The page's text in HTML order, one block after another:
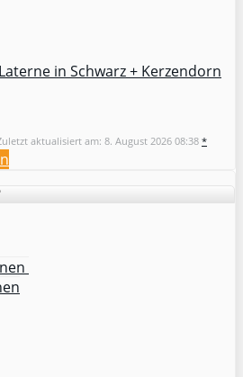
in Schwarz + Kerzendorn
aktualisiert am: 8. August 2026 08:38 *